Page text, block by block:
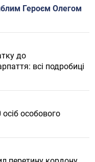
Героєм Олегом
до
всі подробиці
особового